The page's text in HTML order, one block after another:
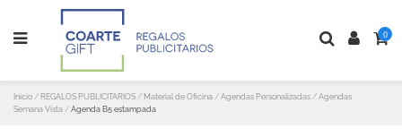
0
Inicio REGALOS PUBLICITARIOS Material de Oficina Agendas Personalizadas
Agendas
Semana Vista
Agenda B5 estampada